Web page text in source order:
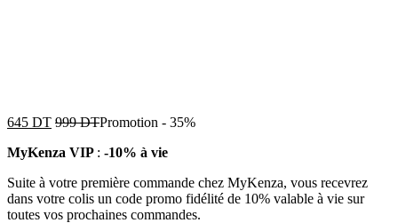
645 DT 999DTPromotion - 35%
MyKenza VIP : -10% à vie
Suite à votre première commande chez MyKenza, vous recevrez
dans votre colis un code promo fidélité de 10% valable à vie sur
toutes vos prochaines commandes.